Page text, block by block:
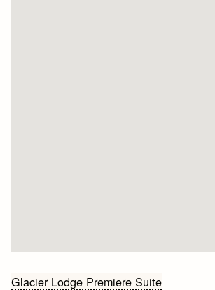
Bericht
Glacier Lodge Premiere Suite